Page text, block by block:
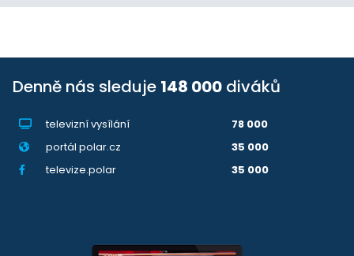
Denně nás sleduje 148 000 diváků
televizní vysílání
78 000
portál polar.cz
35 000
televize.polar
35 000